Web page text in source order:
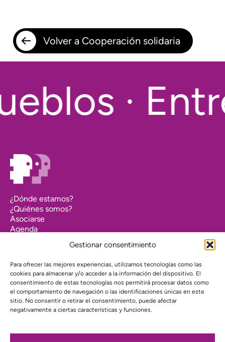
Gestionar consentimiento
Para ofrecer las mejores experiencias, utilizamos tecnologías como las
cookies para almacenar y/o acceder a la información del dispositivo. El
consentimiento de estas tecnologías nos permitirá procesar datos como
el comportamiento de navegación o las identificaciones únicas en este
sitio. No consentir o retirar el consentimiento, puede afectar
negativamente a ciertas características y funciones.
Volver a Cooperación solidaria
·
¿Dónde estamos?
¿Quiénes somos?
Asociarse
Agenda
Política de privacidad
Proyecto web financiado por: